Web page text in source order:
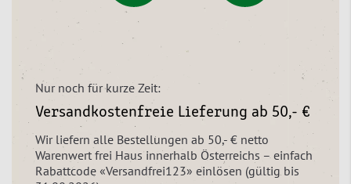
Nur noch für kurze Zeit:
Versandkostenfreie Lieferung ab 50,- €
Wir liefern alle Bestellungen ab 50,- € netto
Warenwert frei Haus innerhalb Österreichs – einfach
Rabattcode «Versandfrei123» einlösen (gültig bis